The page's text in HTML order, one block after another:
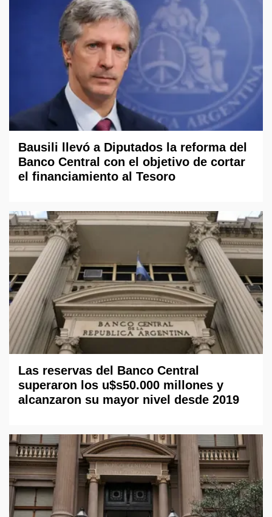
Bausili llevó a Diputados la reforma del
Banco Central con el objetivo de cortar
el financiamiento al Tesoro
Las reservas del Banco Central
superaron los u$s50.000 millones y
alcanzaron su mayor nivel desde 2019